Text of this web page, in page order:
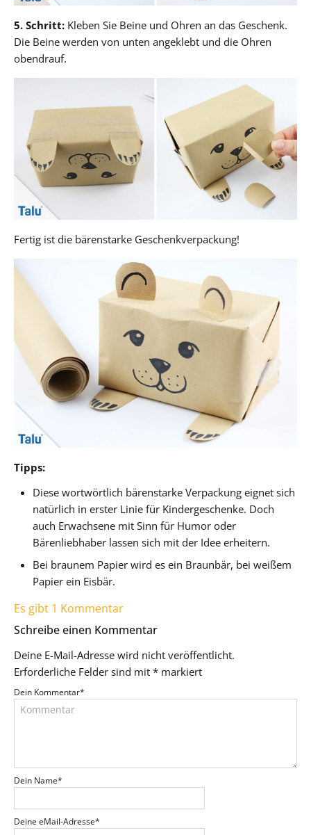
5. Schritt: Kleben Sie Beine und Ohren an das Geschenk.
Die Beine werden von unten angeklebt und die Ohren
obendrauf.
Fertig ist die bärenstarke Geschenkverpackung!
Tipps:
Diese wortwörtlich bärenstarke Verpackung eignet sich
natürlich in erster Linie für Kindergeschenke. Doch
auch Erwachsene mit Sinn für Humor oder
Bärenliebhaber lassen sich mit der Idee erheitern.
Bei braunem Papier wird es ein Braunbär, bei weißem
Papier ein Eisbär.
Es gibt 1 Kommentar
Schreibe einen Kommentar
Deine E-Mail-Adresse wird nicht veröffentlicht.
Erforderliche Felder sind mit * markiert
Dein Kommentar*
Dein Name*
Deine eMail-Adresse*